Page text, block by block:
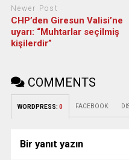
Newer Post
CHP’den Giresun Valisi’ne
uyarı: “Muhtarlar seçilmiş
kişilerdir”
COMMENTS
WORDPRESS: 0 FACEBOOK:
Bir yanıt yazın